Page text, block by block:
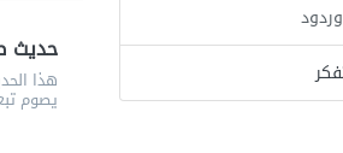
حديث
هذا
يصوم